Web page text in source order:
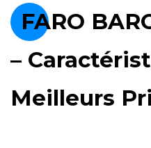
FARO
–
Meilleurs